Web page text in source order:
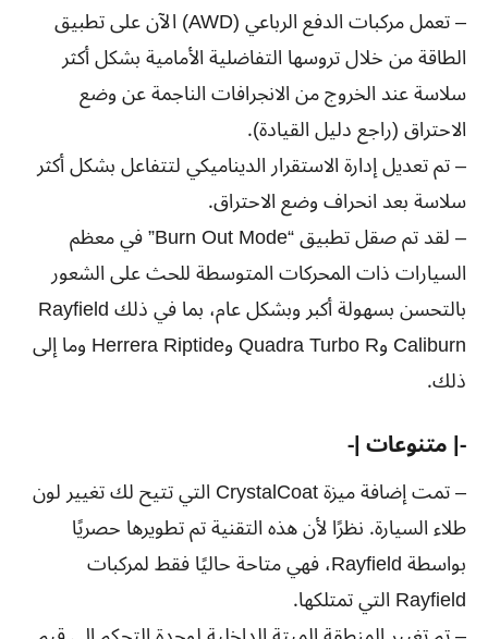
– تعمل مركبات الدفع الرباعي (AWD) الآن على تطبيق
الطاقة من خلال تروسها التفاضلية الأمامية بشكل أكثر
سلاسة عند الخروج من الانجرافات الناجمة عن وضع
الاحتراق (راجع دليل القيادة).
– تم تعديل إدارة الاستقرار الديناميكي لتتفاعل بشكل أكثر
سلاسة بعد انحراف وضع الاحتراق.
– لقد تم صقل تطبيق “Burn Out Mode” في معظم
السيارات ذات المحركات المتوسطة للحث على الشعور
بالتحسن بسهولة أكبر وبشكل عام، بما في ذلك Rayfield
Caliburn وQuadra Turbo R وHerrera Riptide وما إلى
ذلك.
-| متنوعات |-
– تمت إضافة ميزة CrystalCoat التي تتيح لك تغيير لون
طلاء السيارة. نظرًا لأن هذه التقنية تم تطويرها حصريًا
بواسطة Rayfield، فهي متاحة حاليًا فقط لمركبات
Rayfield التي تمتلكها.